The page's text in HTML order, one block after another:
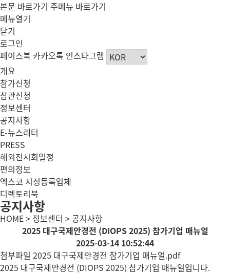
본문 바로가기 주메뉴 바로가기
메뉴열기
닫기
로그인
페이스북 카카오톡 인스타그램
개요
참가신청
참관신청
정보센터
공지사항
E-뉴스레터
PRESS
해외전시회일정
편의정보
엑스코 지정등록업체
디렉토리북
공지사항
HOME > 정보센터 > 공지사항
2025 대구국제안경전 (DIOPS 2025) 참가기업 매뉴얼
2025-03-14 10:52:44
첨부파일 2025 대구국제안경전 참가기업 매뉴얼.pdf
2025 대구국제안경전 (DIOPS 2025) 참가기업 매뉴얼입니다.